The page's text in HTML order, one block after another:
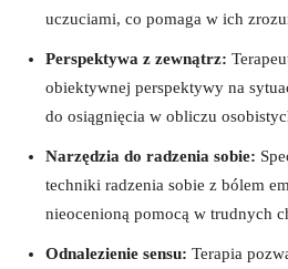
uczuciami, co pomaga w ich
Perspektywa z zewnątrz:
obiektywnej perspektywy na
do osiągnięcia w obliczu
Narzędzia do radzenia sobie:
techniki radzenia sobie z bólem
nieocenioną pomocą w trudnych
Odnalezienie sensu: Terapia